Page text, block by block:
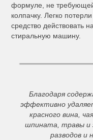
формуле, не
колпачку. Легко
средство действовать
стиральную машину.
Благодаря
эффективно
красного вина,
шпината, травы и
разводов и